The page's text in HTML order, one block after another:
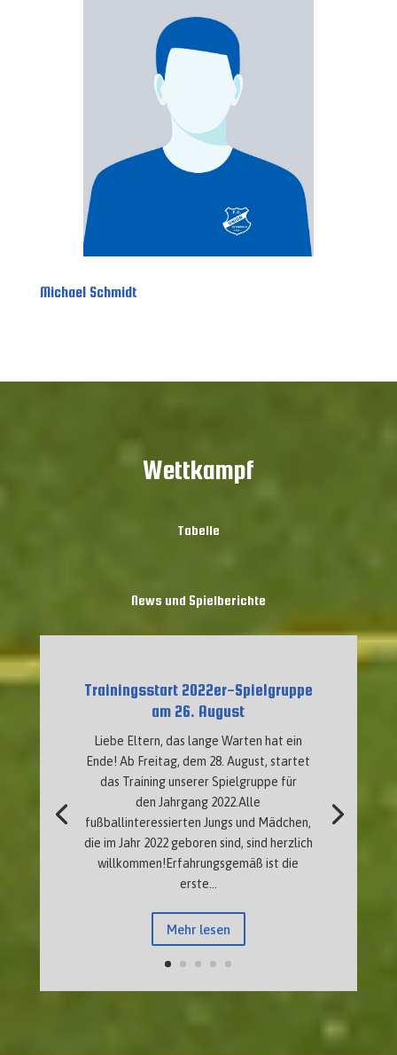
Michael Schmidt
Wettkampf
Tabelle
News und Spielberichte
Trainingsstart 2022er-Spielgruppe
am 26. August
Liebe Eltern, das lange Warten hat ein
Ende! Ab Freitag, dem 28. August, startet
das Training unserer Spielgruppe für
den Jahrgang 2022.Alle
fußballinteressierten Jungs und Mädchen,
die im Jahr 2022 geboren sind, sind herzlich
willkommen!Erfahrungsgemäß ist die
erste...
Mehr lesen